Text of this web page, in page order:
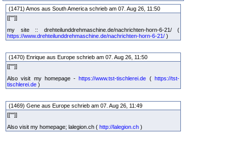
(1471) Amos aus South America schrieb am 07. Aug 26, 11:50
[[""]]
my site :: drehteilunddrehmaschine.de/nachrichten-horn-6-21/ (
https://www.drehteilunddrehmaschine.de/nachrichten-horn-6-21/ )
(1470) Enrique aus Europe schrieb am 07. Aug 26, 11:50
[[""]]
Also visit my homepage -https://www.tst-tischlerei.de (https://tst-
tischlerei.de )
(1469) Gene aus Europe schrieb am 07. Aug 26, 11:49
[[""]]
Also visit my homepage; lalegion.ch ( http://lalegion.ch )